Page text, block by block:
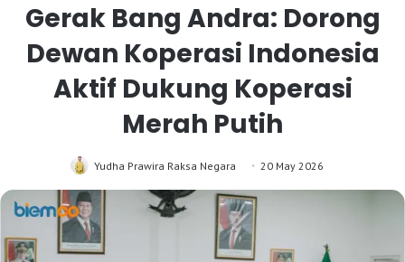
Gerak Bang Andra: Dorong
Dewan Koperasi Indonesia
Aktif Dukung Koperasi
Merah Putih
Yudha Prawira Raksa Negara 20 May 2026